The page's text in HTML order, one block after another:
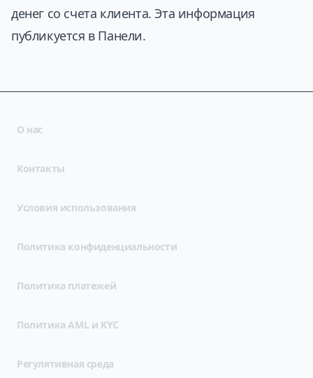
денег со счета клиента. Эта информация
публикуется в Панели.
О нас
Контакты
Условия использования(opens in new tab)
Политика конфиденциальности(opens in new tab)
Политика платежей
Политика AML и KYC
Регулятивная среда